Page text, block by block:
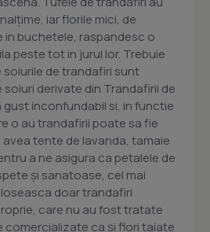
iar florile mici, de
in buchetele, raspandesc o
peste tot in jurul lor. Trebuie
de trandafiri sunt
derivate din Trandafirii de
inconfundabil si, in functie
o au trandafirii poate sa fie
tente de lavanda, tamaie
a ne asigura ca petalele de
și sanatoase, cel mai
doar trandafiri
care nu au fost tratate
comercializate ca și flori taiate